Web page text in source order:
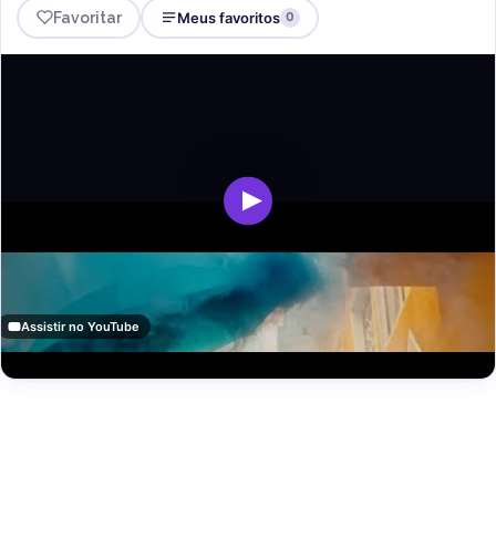
Favoritar Meus favoritos 0
Assistir no YouTube